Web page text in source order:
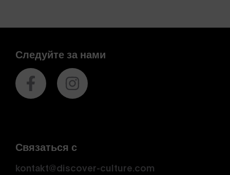
Следуйте за нами
Связаться с
kontakt@discover-culture.com